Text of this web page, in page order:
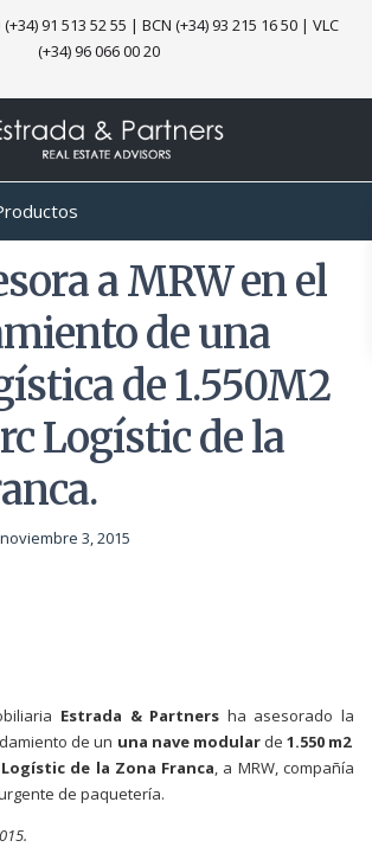
91 513 52 55 | BCN (+34) 93 215 16 50| VLC
(+34) 96 066 00 20
a MRW en el
de una
de 1.550M2
Logístic de la
3, 2015
Estrada & Partners ha asesorado la
de un una nave modularde 1.550 m2
de la Zona Franca, a MRW, compañía
de paquetería.